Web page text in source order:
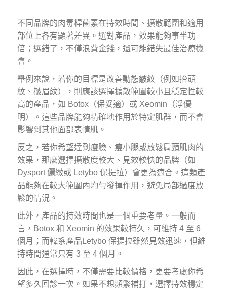
不同品牌的肉毒桿菌素在持效時間、擴散範圍和適用
部位上各有顯著差異。選對產品，效果能夠事半功
倍；選錯了，不僅浪費金錢，還可能錯失最佳治療機
會。
舉例來說，若你的目標是改善動態皺紋（例如抬頭
紋、皺眉紋），則應該選擇擴散範圍較小且穩定性較
高的產品，如 Botox（保妥適）或 Xeomin（淨優
明）。這些品牌能夠精確地作用於特定肌群，而不會
影響到其他面部表情肌。
反之，若你希望達到瘦臉、瘦小腿或放鬆肩頸肌肉的
效果，那麼選擇擴散度較大、見效較快的品牌（如
Dysport 儷緻或 Letybo 保提拉）會更為適合。這類產
品能夠在較大範圍內均勻發揮作用，避免局部過度放
鬆的情況。
此外，產品的持效時間也是一個重要考量。一般而
言，Botox 和 Xeomin 的效果較持久，可維持 4 至 6
個月；而韓系產品Letybo 保提拉雖然見效迅速，但維
持時間通常只有 3 至 4 個月。
因此，在選擇時，不僅需要比較價格，更要考慮你希
望多久回診一次。如果不想頻繁補打，選擇持效穩定